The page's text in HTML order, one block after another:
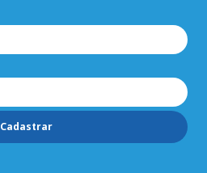
Cadastrar